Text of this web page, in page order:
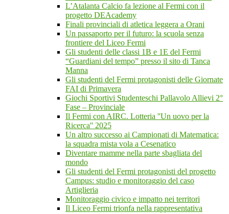
L’Atalanta Calcio fa lezione al Fermi con il
progetto DEAcademy
Finali provinciali di atletica leggera a Orani
Un passaporto per il futuro: la scuola senza
frontiere del Liceo Fermi
Gli studenti delle classi 1B e 1E del Fermi
“Guardiani del tempo” presso il sito di Tanca
Manna
Gli studenti del Fermi protagonisti delle Giornate
FAI di Primavera
Giochi Sportivi Studenteschi Pallavolo Allievi 2°
Fase – Provinciale
Il Fermi con AIRC. Lotteria ''Un uovo per la
Ricerca'' 2025
Un altro successo ai Campionati di Matematica:
la squadra mista vola a Cesenatico
Diventare mamme nella parte sbagliata del
mondo
Gli studenti del Fermi protagonisti del progetto
Campus: studio e monitoraggio del caso
Artiglieria
Monitoraggio civico e impatto nei territori
Il Liceo Fermi trionfa nella rappresentativa